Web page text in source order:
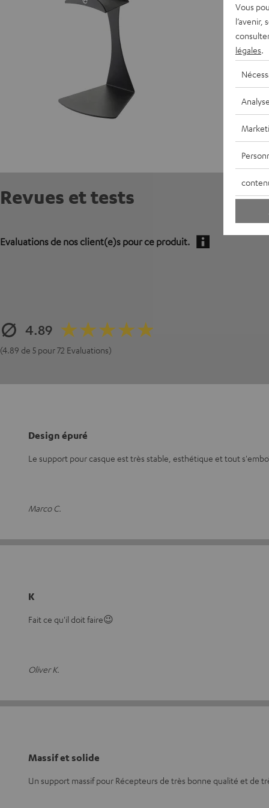
Revues et tests
Evaluations de nos client(e)s pour ce produit.
4.89
(4.89 de 5 pour 72 Evaluations)
Design épuré
Le support pour casque est très stable, esthétique et tout
Marco C.
K
Fait ce qu'il doit faire😉
Oliver K.
Massif et solide
Un support massif pour Récepteurs de très bonne qualité et de
Vous
l’avenir,
légales
Analyse